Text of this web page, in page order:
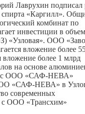
Лаврухин подписал
спирта «Каргилл».
комбинат по
инвестиции в
«Узловая». ООО
вложение более
вложение более 1 млрд
на основе
с ООО «САФ-НЕВА»
ООО «САФ-НЕВА» в
современных
с ООО «Трансхим»